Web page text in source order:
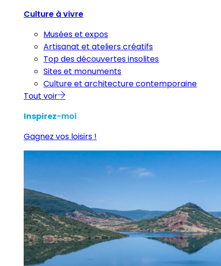
Culture à vivre
Musées et expos
Artisanat et ateliers créatifs
Top des découvertes insolites
Sites et monuments
Culture et architecture contemporaine
Tout voir
Inspirez-moi
Gagnez vos loisirs !